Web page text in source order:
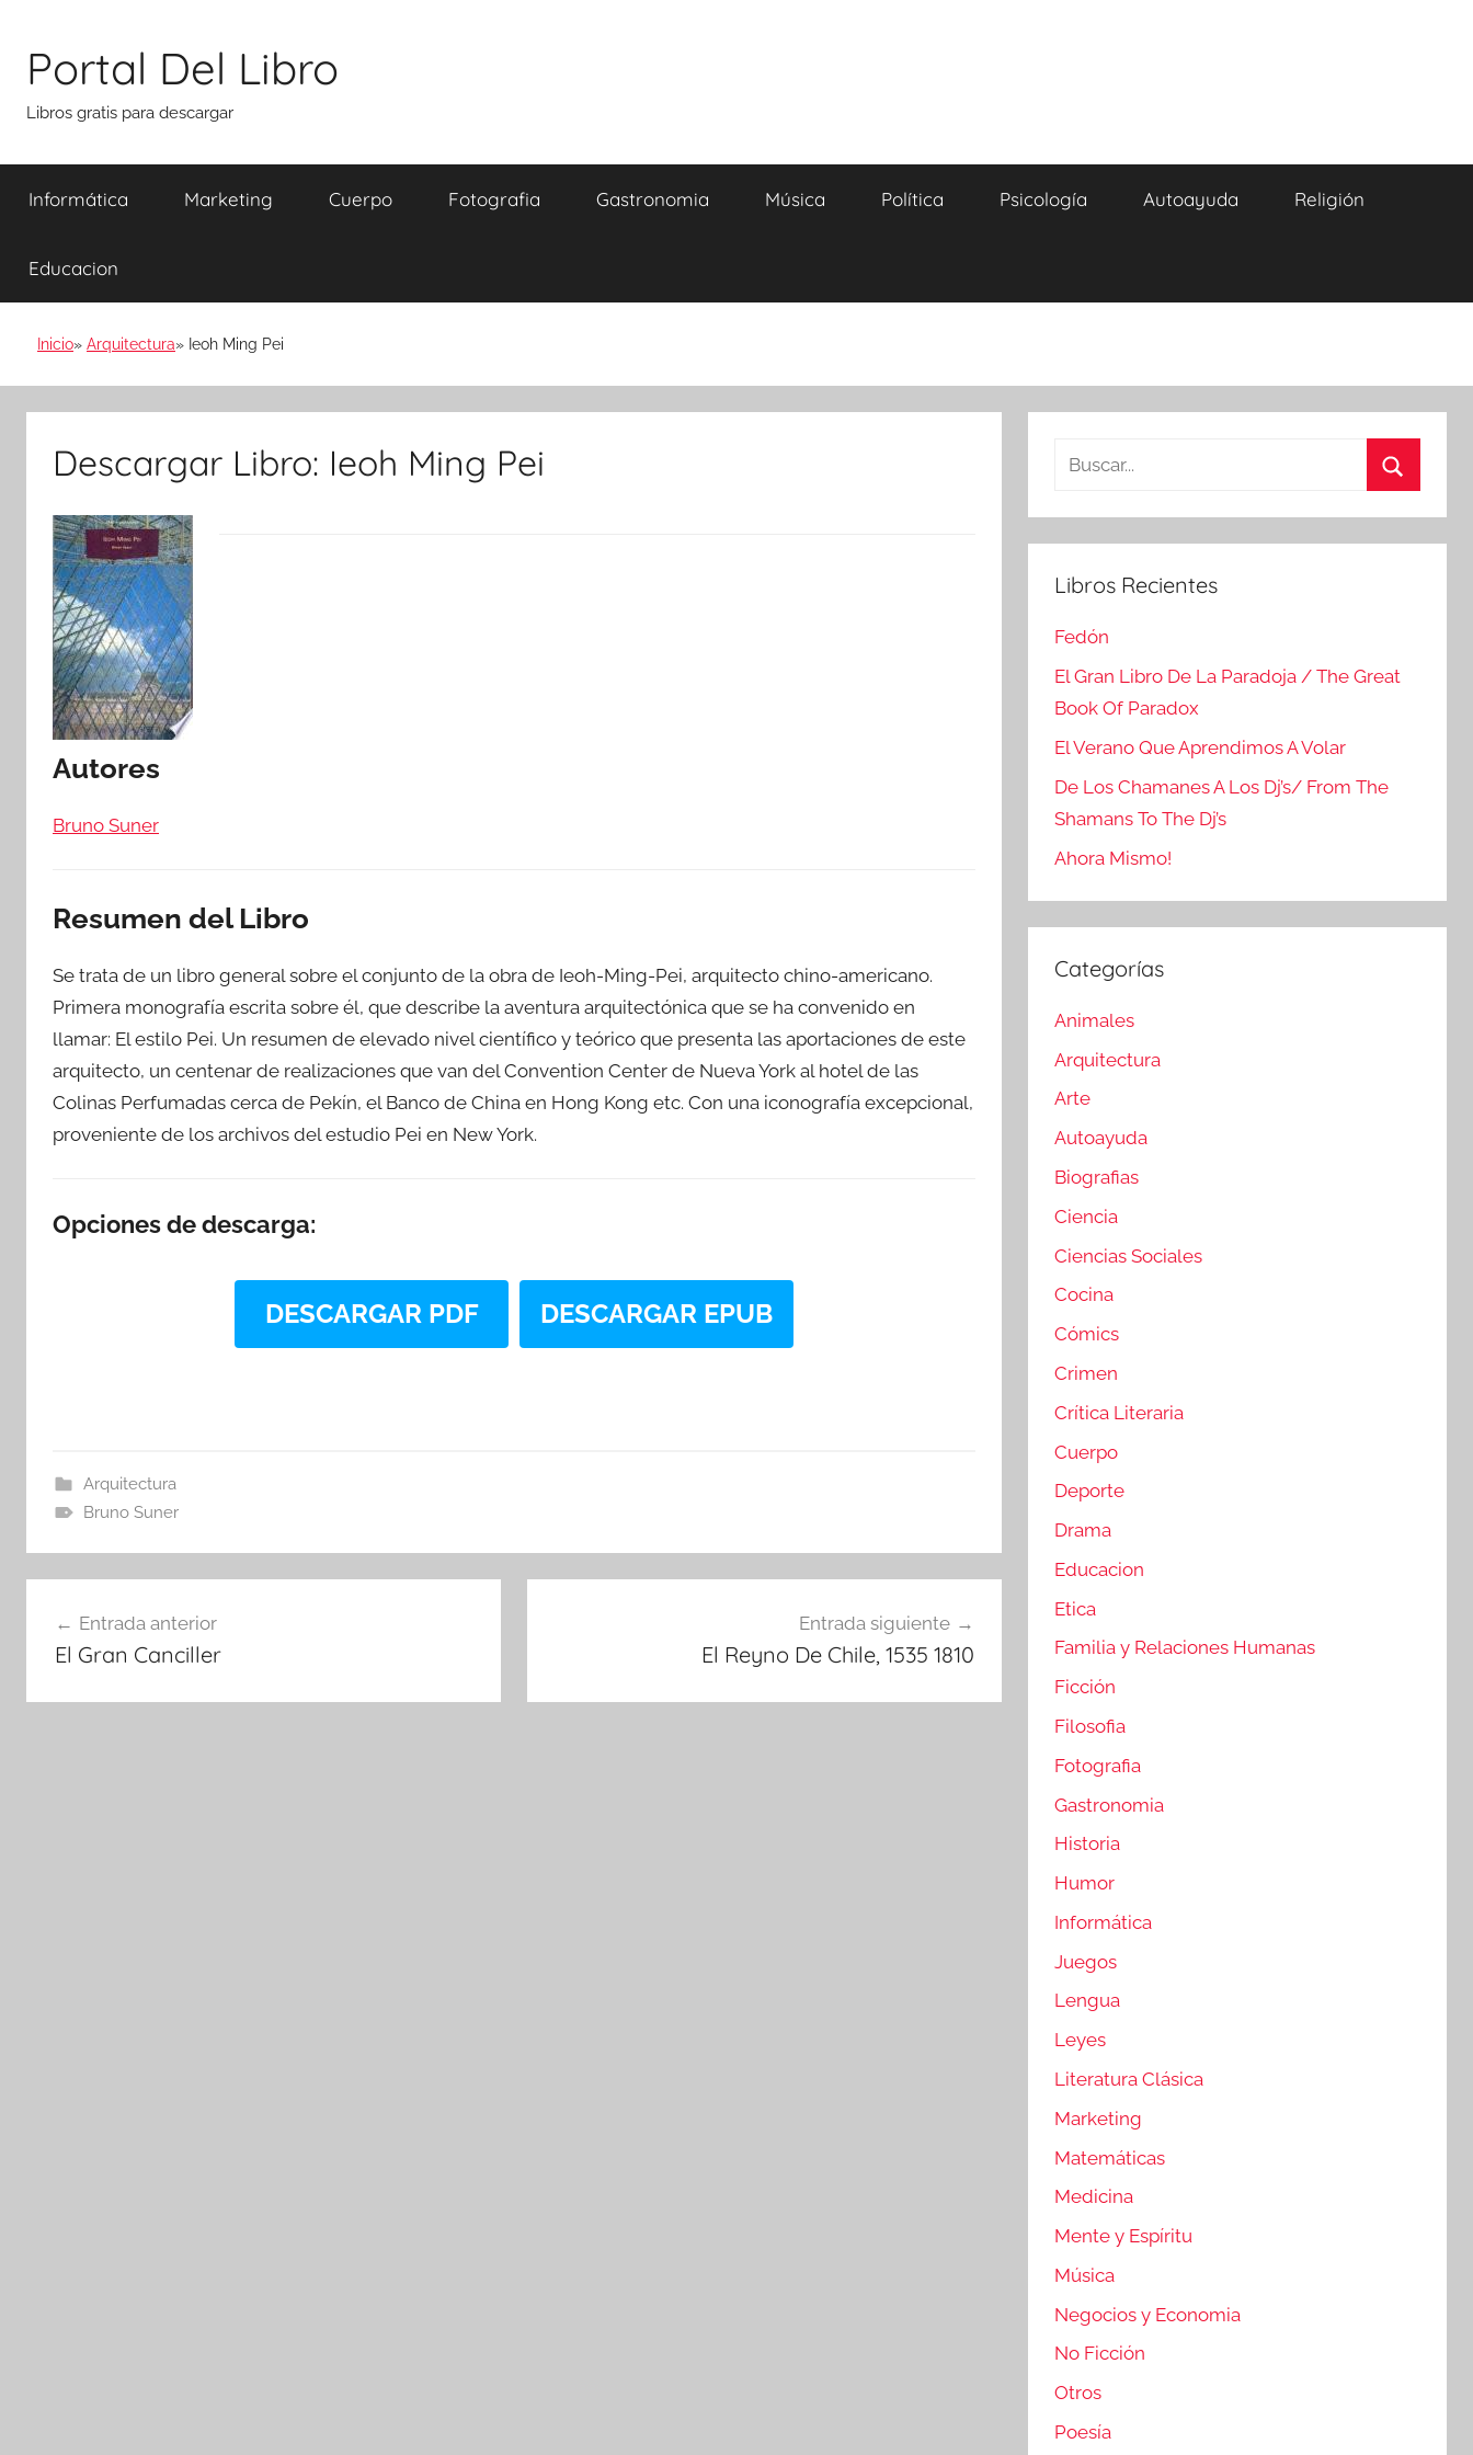
contenido
Portal Del Libro
Libros gratis para descargar
Informática Marketing Cuerpo Fotografia Gastronomia Música Política Psicología Autoayuda Religión
Educacion
Inicio Arquitectura Ieoh Ming Pei
Descargar Libro: Ieoh Ming Pei
Autores
Bruno Suner
Resumen del Libro
Se trata de un libro general sobre el conjunto de la obra de Ieoh-Ming-Pei, arquitecto chino-americano.
Primera monografía escrita sobre él, que describe la aventura arquitectónica que se ha convenido en
llamar: El estilo Pei. Un resumen de elevado nivel científico y teórico que presenta las aportaciones de este
arquitecto, un centenar de realizaciones que van del Convention Center de Nueva York al hotel de las
Colinas Perfumadas cerca de Pekín, el Banco de China en Hong Kong etc. Con una iconografía excepcional,
proveniente de los archivos del estudio Pei en New York.
Opciones de descarga:
DESCARGAR PDF DESCARGAR EPUB
Arquitectura
Bruno Suner
de
Entrada anterior
El Gran Canciller
Entrada siguiente
El Reyno De Chile, 1535 1810
Buscar:
Libros Recientes
Fedón
El Gran Libro De La Paradoja / The Great
Book Of Paradox
El Verano Que Aprendimos A Volar
De Los Chamanes A Los Dj’s/ From The
Shamans To The Dj’s
Ahora Mismo!
Categorías
Animales
Arquitectura
Arte
Autoayuda
Biografias
Ciencia
Ciencias Sociales
Cocina
Cómics
Crimen
Crítica Literaria
Cuerpo
Deporte
Drama
Educacion
Etica
Familia y Relaciones Humanas
Ficción
Filosofia
Fotografia
Gastronomia
Historia
Humor
Informática
Juegos
Lengua
Leyes
Literatura Clásica
Marketing
Matemáticas
Medicina
Mente y Espíritu
Música
Negocios y Economia
No Ficción
Otros
Poesía